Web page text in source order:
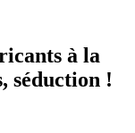
à la
séduction !